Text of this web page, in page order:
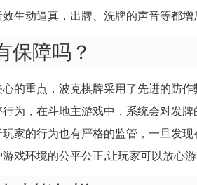
生动逼真，出牌、洗牌的声音等都
保障吗？
的重点，波克棋牌采用了先进的防
为，在斗地主游戏中，系统会对发
玩家的行为也有严格的监管，一旦发
戏环境的公平公正,让玩家可以放心游